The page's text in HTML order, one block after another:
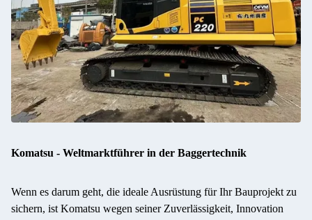
Komatsu - Weltmarktführer in der Baggertechnik
Wenn es darum geht, die ideale Ausrüstung für Ihr Bauprojekt zu
sichern, ist Komatsu wegen seiner Zuverlässigkeit, Innovation